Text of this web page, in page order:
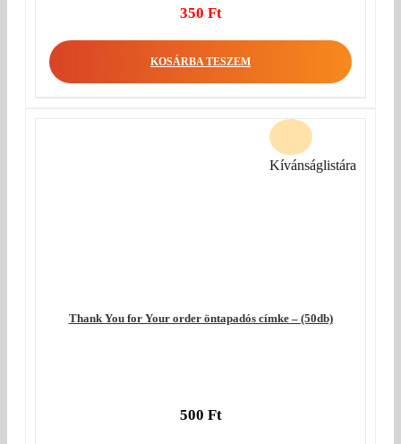
Original
was:
350 Ft
price
KOSÁRBA TESZEM
Thank You for Your order öntapadós címke – (50db)
500 Ft
Kívánságlistára